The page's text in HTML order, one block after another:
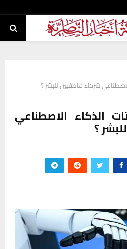
شركاء عاطفيين للبشر ؟
الذكاء الاصطناعي
؟